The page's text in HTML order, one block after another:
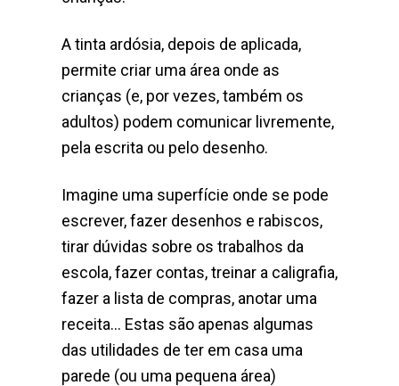
A tinta ardósia, depois de aplicada,
permite criar uma área onde as
crianças (e, por vezes, também os
adultos) podem comunicar livremente,
pela escrita ou pelo desenho.
Imagine uma superfície onde se pode
escrever, fazer desenhos e rabiscos,
tirar dúvidas sobre os trabalhos da
escola, fazer contas, treinar a caligrafia,
fazer a lista de compras, anotar uma
receita… Estas são apenas algumas
das utilidades de ter em casa uma
parede (ou uma pequena área)